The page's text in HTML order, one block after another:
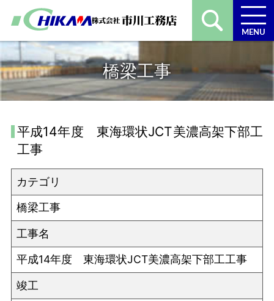
MENU
橋梁工事
平成14年度 東海環状JCT美濃高架下部工
工事
カテゴリ
橋梁工事
工事名
平成14年度 東海環状JCT美濃高架下部工工事
竣工